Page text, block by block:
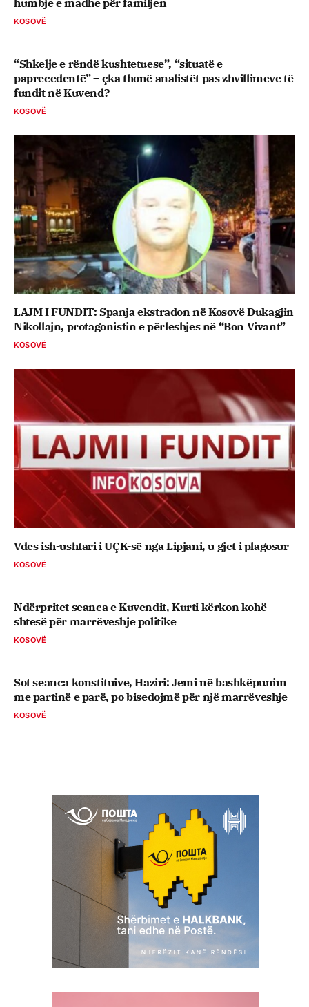
KOSOVË
“Shkelje e rëndë kushtetuese”, “situatë e
paprecedentë” – çka thonë analistët pas zhvillimeve të
fundit në Kuvend?
KOSOVË
LAJM I FUNDIT: Spanja ekstradon në Kosovë Dukagjin
Nikollajn, protagonistin e përleshjes në “Bon Vivant”
KOSOVË
Vdes ish-ushtari i UÇK-së nga Lipjani, u gjet i plagosur
KOSOVË
Ndërpritet seanca e Kuvendit, Kurti kërkon kohë
shtesë për marrëveshje politike
KOSOVË
Sot seanca konstituive, ​Haziri: Jemi në bashkëpunim
me partinë e parë, po bisedojmë për një marrëveshje
KOSOVË